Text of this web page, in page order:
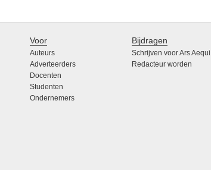
Voor
Auteurs
Adverteerders
Docenten
Studenten
Ondernemers
Bijdragen
Schrijven voor Ars Aequi
Redacteur worden